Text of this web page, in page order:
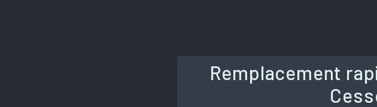
Remplacement